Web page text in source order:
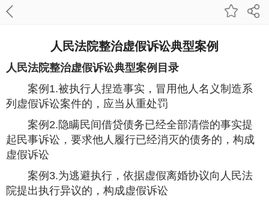
人民法院整治虚假诉讼典型案例
人民法院整治虚假诉讼典型案例目录
案例1.被执行人捏造事实，冒用他人名义制造系
列虚假诉讼案件的，应当从重处罚
案例2.隐瞒民间借贷债务已经全部清偿的事实提
起民事诉讼，要求他人履行已经消灭的债务的，构成
虚假诉讼
案例3.为逃避执行，依据虚假离婚协议向人民法
院提出执行异议的，构成虚假诉讼